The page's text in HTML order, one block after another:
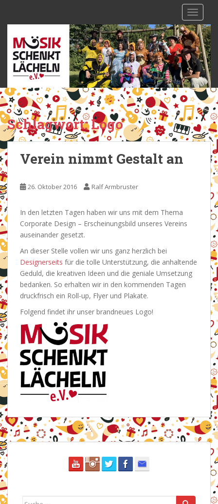
i
n
c
o
n
t
e
n
t
Schlagwort:Logo
Verein nimmt Gestalt an
26. Oktober 2016 Ralf Armbruster
In den letzten Tagen haben wir uns mit dem Thema
Corporate Design – Erscheinungsbild unseres Vereins
auseinander gesetzt.
An dieser Stelle vollen wir uns ganz herzlich bei
Designerseits für die tolle Unterstützung, die anhaltende
Geduld, die kreativen Ideen und die geniale Umsetzung
bedanken. So erhalten wir in den kommenden Tagen
druckfrisch ein Roll-up, Flyer und Plakate.
Folgend findet ihr unser brandneues Logo!
Suche